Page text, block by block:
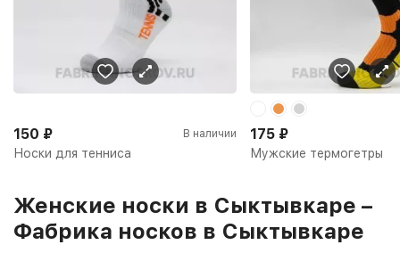
Носки для тенниса
150 ₽ В наличии
Мужские термогетры
175 ₽
Женские носки в Сыктывкаре –
Фабрика носков в Сыктывкаре